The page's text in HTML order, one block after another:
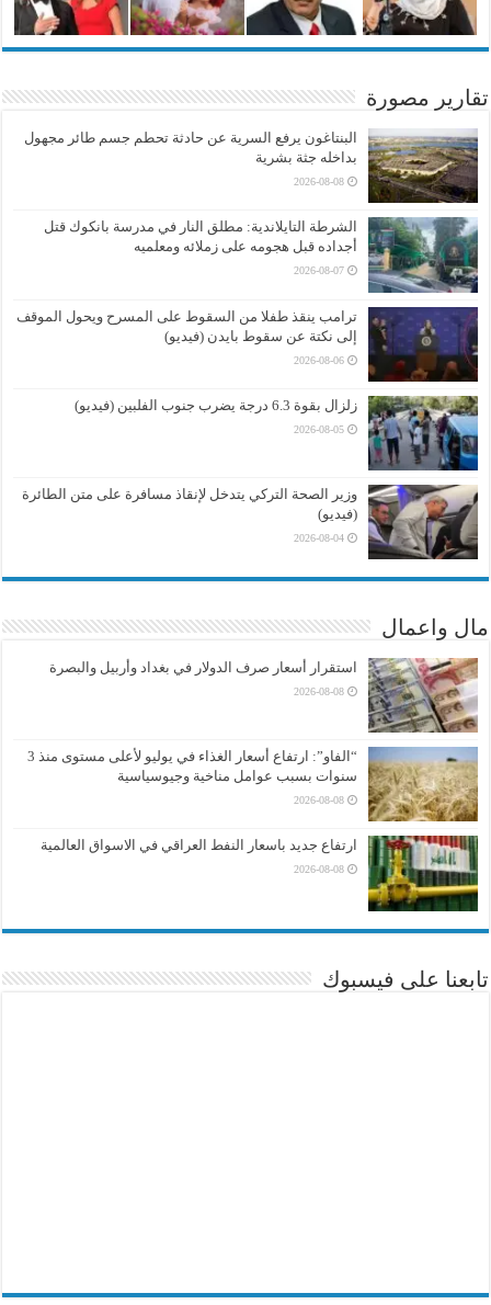
تقارير مصورة
البنتاغون يرفع السرية عن حادثة تحطم جسم طائر مجهول
بداخله جثة بشرية
2026-08-08
الشرطة التايلاندية: مطلق النار في مدرسة بانكوك قتل
أجداده قبل هجومه على زملائه ومعلميه
2026-08-07
ترامب ينقذ طفلا من السقوط على المسرح ويحول الموقف
إلى نكتة عن سقوط بايدن (فيديو)
2026-08-06
زلزال بقوة 6.3 درجة يضرب جنوب الفلبين (فيديو)
2026-08-05
وزير الصحة التركي يتدخل لإنقاذ مسافرة على متن الطائرة
(فيديو)
2026-08-04
مال واعمال
استقرار أسعار صرف الدولار في بغداد وأربيل والبصرة
2026-08-08
“الفاو”: ارتفاع أسعار الغذاء في يوليو لأعلى مستوى منذ 3
سنوات بسبب عوامل مناخية وجيوسياسية
2026-08-08
ارتفاع جديد باسعار النفط العراقي في الاسواق العالمية
2026-08-08
تابعنا على فيسبوك